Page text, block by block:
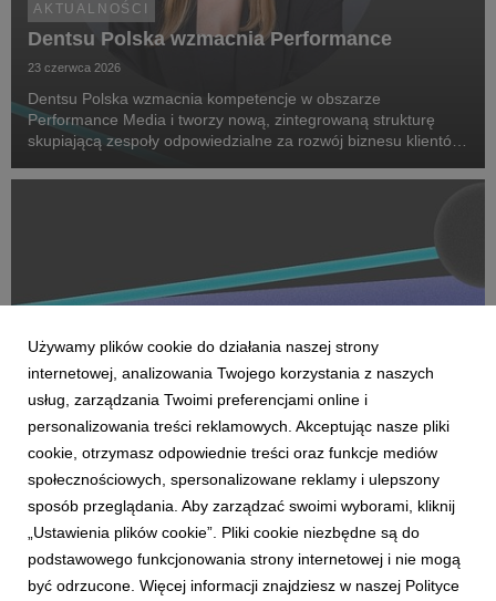
AKTUALNOŚCI
Dentsu Polska wzmacnia Performance
23 czerwca 2026
Dentsu Polska wzmacnia kompetencje w obszarze
Performance Media i tworzy nową, zintegrowaną strukturę
skupiającą zespoły odpowiedzialne za rozwój biznesu klientów
Na czele nowego obszaru stanęła Marta Bińczyk jako H...
AKTUALNOŚCI
Dentsu wzmacnia kompetencje Business
Transformation w Polsce
27 kwietnia 2026
Dentsu rozwija w Polsce kompetencje Business
Transformation (BX), wzmacniając swoją pozycję w obszarze
Używamy plików cookie do działania naszej strony
internetowej, analizowania Twojego korzystania z naszych
usług, zarządzania Twoimi preferencjami online i
personalizowania treści reklamowych. Akceptując nasze pliki
cookie, otrzymasz odpowiednie treści oraz funkcje mediów
społecznościowych, spersonalizowane reklamy i ulepszony
sposób przeglądania. Aby zarządzać swoimi wyborami, kliknij
„Ustawienia plików cookie”. Pliki cookie niezbędne są do
podstawowego funkcjonowania strony internetowej i nie mogą
być odrzucone. Więcej informacji znajdziesz w naszej Polityce